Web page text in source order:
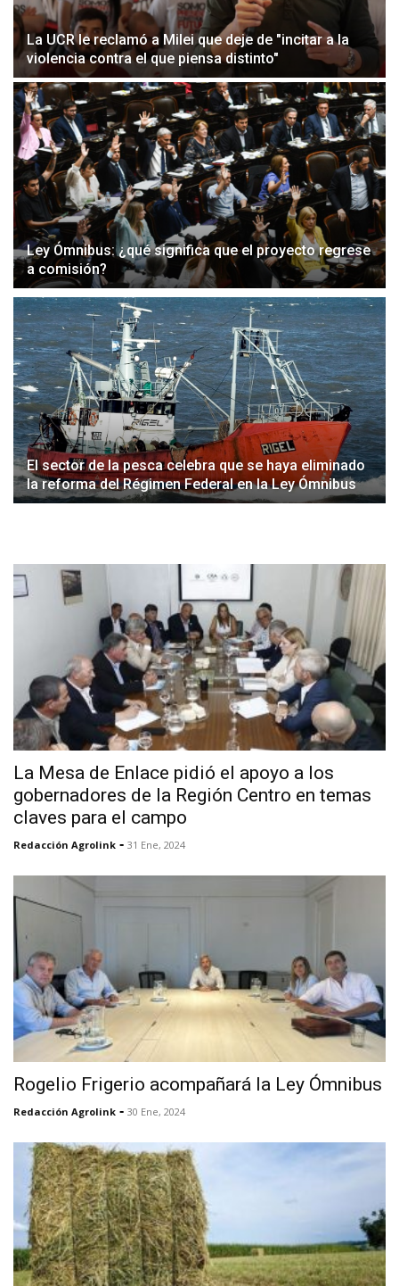
La UCR le reclamó a Milei que deje de "incitar a la
violencia contra el que piensa distinto"
Ley Ómnibus: ¿qué significa que el proyecto regrese
a comisión?
El sector de la pesca celebra que se haya eliminado
la reforma del Régimen Federal en la Ley Ómnibus
La Mesa de Enlace pidió el apoyo a los
gobernadores de la Región Centro en temas
claves para el campo
Redacción Agrolink - 31 Ene, 2024
Rogelio Frigerio acompañará la Ley Ómnibus
Redacción Agrolink - 30 Ene, 2024